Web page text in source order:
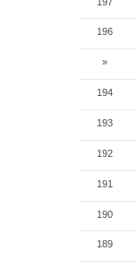
196
»
194
193
192
191
190
189